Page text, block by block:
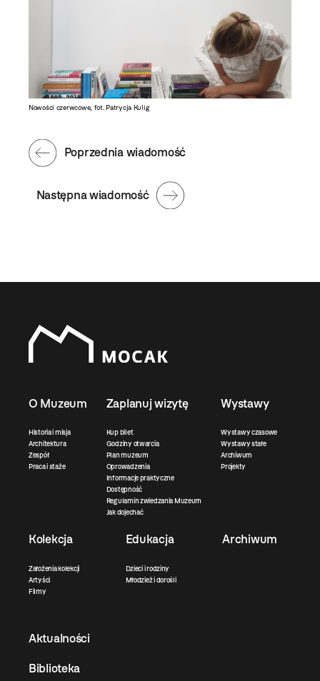
Nowości czerwcowe, fot. Patrycja Kulig
Następna wiadomość
Poprzednia wiadomość
O Muzeum
Historia i misja
Architektura
Zespół
Praca i staże
Zaplanuj wizytę
Kup bilet
Godziny otwarcia
Plan muzeum
Oprowadzenia
Informacje praktyczne
Dostępność
Regulamin zwiedzania Muzeum
Jak dojechać
Wystawy
Wystawy czasowe
Wystawy stałe
Archiwum
Projekty
Kolekcja
Założenia kolekcji
Artyści
Filmy
Edukacja
Dzieci i rodziny
Młodzież i dorośli
Archiwum
Aktualności
Biblioteka